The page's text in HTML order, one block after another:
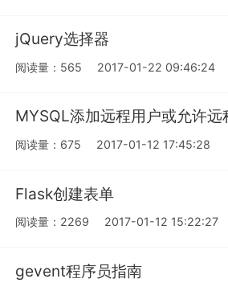
jQuery选择器
阅读量：565 2017-01-22 09:46:24
MYSQL添加远程用户或允许远
阅读量：675 2017-01-12 17:45:28
Flask创建表单
阅读量：2269 2017-01-12 15:22:27
gevent程序员指南